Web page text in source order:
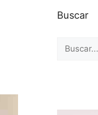
Buscar
Buscar: